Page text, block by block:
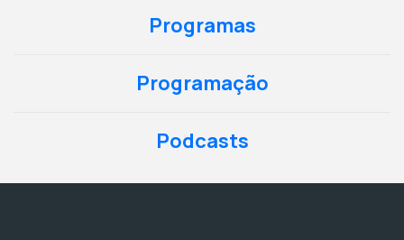
Programas
Programação
Podcasts